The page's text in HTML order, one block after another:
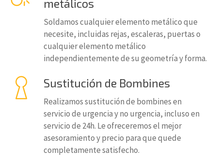
metálicos
Soldamos cualquier elemento metálico que
necesite, incluidas rejas, escaleras, puertas o
cualquier elemento metálico
independientemente de su geometría y forma.
Sustitución de Bombines
Realizamos sustitución de bombines en
servicio de urgencia y no urgencia, incluso en
servicio de 24h. Le ofreceremos el mejor
asesoramiento y precio para que quede
completamente satisfecho.